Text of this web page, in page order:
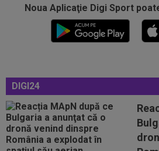
Noua Aplicaţie Digi Sport
DIGI24
15:21
E convins că poate câștiga
Ferdinand a făcut pariul: ”Voi...
EXCLUSIV
Radu Naum:
15:03
Universitatea Craiova - FC
duminică, 21:30, DGS 1. Un...
14:58
Estrela - Sporting, LIVE
Cele mai tari meciuri din...